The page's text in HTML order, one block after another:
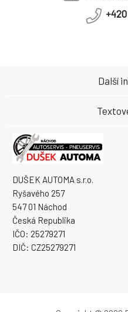
DUŠEK AUTOMA s.r.o.
Ryšavého 257
547 01 Náchod
Česká Republika
IČO: 25279271
DIČ: CZ25279271
Další